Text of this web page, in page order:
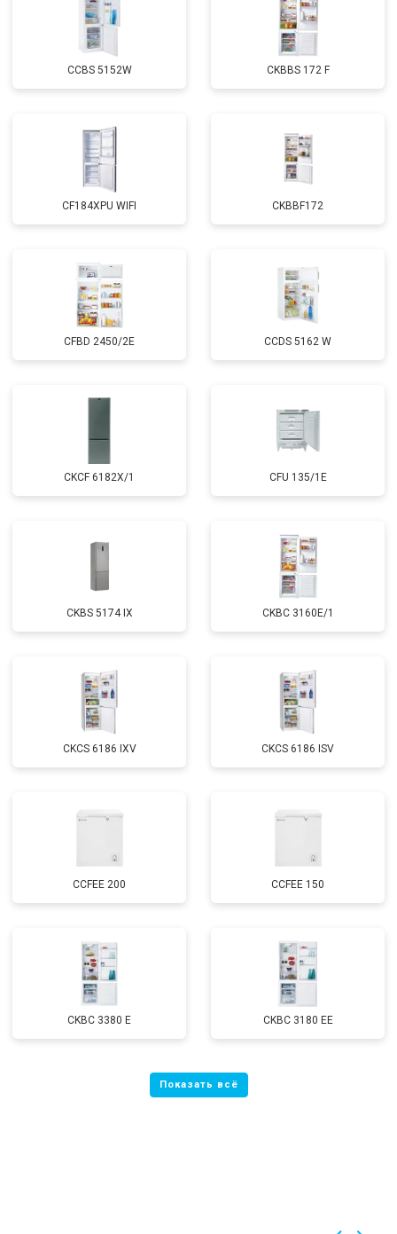
CCBS 5152W CKBBS 172 F
CF184XPU WIFI CKBBF172
CFBD 2450/2E CCDS 5162 W
CKCF 6182X/1 CFU 135/1E
CKBS 5174 IX CKBC 3160E/1
CKCS 6186 IXV CKCS 6186 ISV
CCFEE 200 CCFEE 150
CKBC 3380 E CKBC 3180 EE